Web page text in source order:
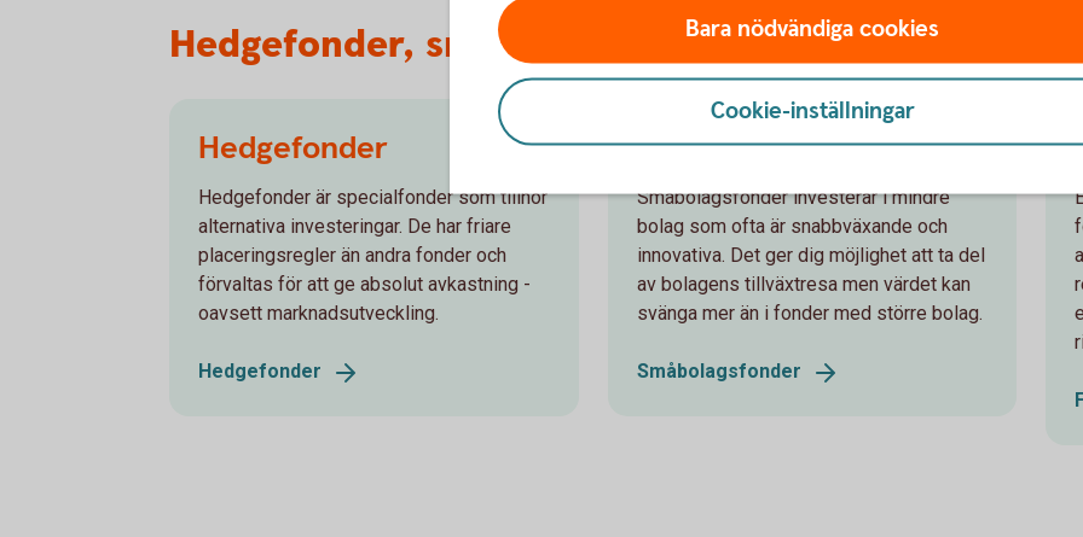
Hedgefonder, småbolagsfonder och fond-i-fond
Hedgefonder
Hedgefonder är specialfonder som tillhör
alternativa investeringar. De har friare
placeringsregler än andra fonder och
förvaltas för att ge absolut avkastning -
oavsett marknadsutveckling.
Hedgefonder
Småbolagsfonder
Småbolagsfonder investerar i mindre
bolag som ofta är snabbväxande och
innovativa. Det ger dig möjlighet att ta del
av bolagens tillväxtresa men värdet kan
svänga mer än i fonder med större bolag.
Småbolagsfonder
Bara nödvändiga cookies
Cookie-inställningar